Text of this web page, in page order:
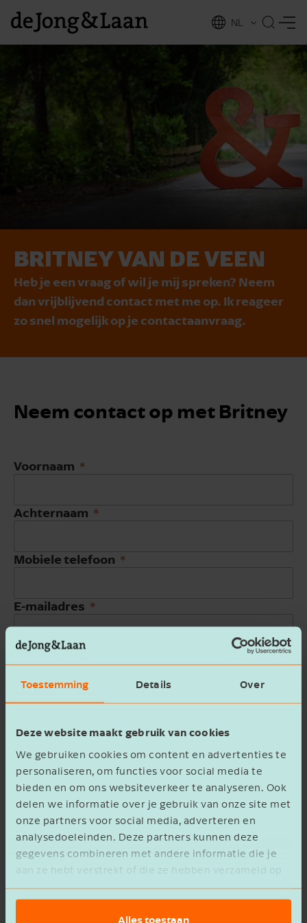
Toestemming Details Over
Deze website maakt gebruik van cookies
We gebruiken cookies om content en advertenties te
personaliseren, om functies voor social media te
bieden en om ons websiteverkeer te analyseren. Ook
delen we informatie over je gebruik van onze site met
onze partners voor social media, adverteren en
analysedoeleinden. Deze partners kunnen deze
gegevens combineren met andere informatie die je
aan ze hebt verstrekt of die ze hebben verzameld op
basis van het gebruik van hun services.
Alles toestaan
EN
NL
BRITNEY VAN DE VEEN
Heb je een vraag of wil je mij spreken? Neem
dan vrijblijvend contact met me op. Ik reageer
zo snel mogelijk op je contactaanvraag.
Neem contact op met Britney
Voornaam
Achternaam
Mobiele telefoon
E-mailadres
Bedrijfsnaam
Beschrijving
Ik ga akkoord met hetprivacy statement
Verzenden